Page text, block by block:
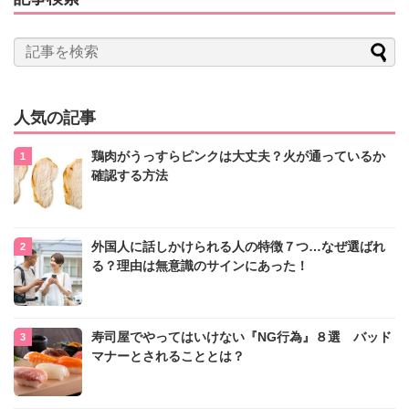
人気の記事
鶏肉がうっすらピンクは大丈夫？火が通っているか
確認する方法
外国人に話しかけられる人の特徴７つ…なぜ選ばれ
る？理由は無意識のサインにあった！
寿司屋でやってはいけない『NG行為』８選 バッド
マナーとされることとは？